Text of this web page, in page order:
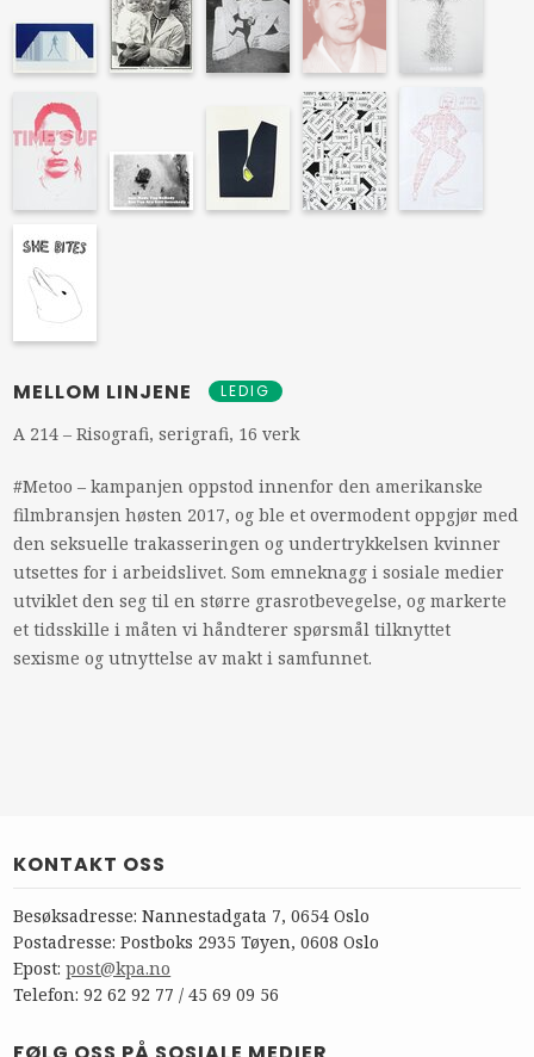
MELLOM LINJENE LEDIG
A 214 – Risografi, serigrafi, 16 verk
#Metoo – kampanjen oppstod innenfor den amerikanske
filmbransjen høsten 2017, og ble et overmodent oppgjør med
den seksuelle trakasseringen og undertrykkelsen kvinner
utsettes for i arbeidslivet. Som emneknagg i sosiale medier
utviklet den seg til en større grasrotbevegelse, og markerte
et tidsskille i måten vi håndterer spørsmål tilknyttet
sexisme og utnyttelse av makt i samfunnet.
KONTAKT OSS
Besøksadresse: Nannestadgata 7, 0654 Oslo
Postadresse: Postboks 2935 Tøyen, 0608 Oslo
Epost:post@kpa.no
Telefon: 92 62 92 77 / 45 69 09 56